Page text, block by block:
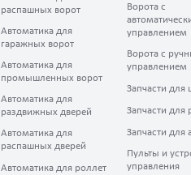
распашных ворот
Автоматика для
гаражных ворот
Автоматика для
промышленных ворот
Автоматика для
раздвижных дверей
Автоматика для
распашных дверей
Автоматика для роллет
Ворота с
управлением
Ворота с
управлением
Запчасти для
Запчасти для
Запчасти для
Пульты и
управления